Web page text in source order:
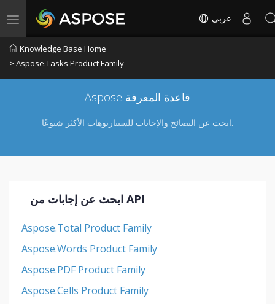
Toggle navigation عربي
Knowledge Base Home
> Aspose.Tasks Product Family
Aspose قاعدة المعرفة
ابحث عن النصائح والإجابات للسيناريوهات الأكثر شيوعًا.
ابحث عن إجابات من API
Aspose.Total Product Family
Aspose.Words Product Family
Aspose.PDF Product Family
Aspose.Cells Product Family